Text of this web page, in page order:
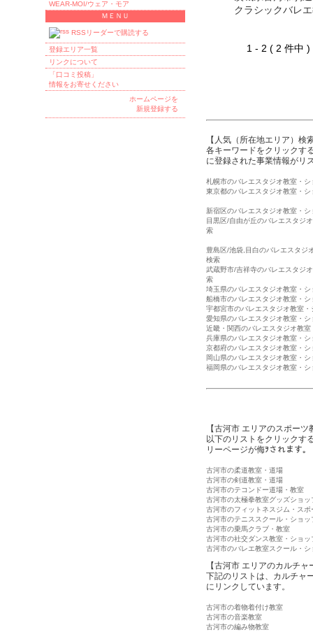
クラシックバレ
1 - 2 ( 2 件
【人気（所在地エリア）検
各キーワードをクリックす
に登録された事業情報がリ
札幌市のバレエスタジオ教室・シ
東京都のバレエスタジオ教室・シ
新宿区のバレエスタジオ教室・シ
目黒区/自由が丘のバレエスタジ
索
豊島区/池袋,目白のバレエスタジ
検索
武蔵野市/吉祥寺のバレエスタジ
索
埼玉県のバレエスタジオ教室・シ
船橋市のバレエスタジオ教室・シ
宇都宮市のバレエスタジオ教室・
愛知県のバレエスタジオ教室・シ
近畿・関西のバレエスタジオ教室
兵庫県のバレエスタジオ教室・シ
京都府のバレエスタジオ教室・シ
岡山県のバレエスタジオ教室・シ
福岡県のバレエスタジオ教室・シ
【古河市 エリアのスポー
以下のリストをクリックす
リーページが侮ｦされます。
古河市の柔道教室・道場
古河市の剣道教室・道場
古河市のテコンドー道場・教室
古河市の太極拳教室グッズショッ
古河市のフィットネスジム・スポ
古河市のテニススクール・ショッ
古河市の乗馬クラブ・教室
古河市の社交ダンス教室・ショッ
古河市のバレエ教室スクール・シ
【古河市 エリアのカルチ
下記のリストは、カルチャ
にリンクしています。
古河市の着物着付け教室
古河市の音楽教室
古河市の編み物教室
WEAR-MOI/ウェア・モア
ＭＥＮＵ
RSSリーダーで購読する
登録エリア一覧
リンクについて
「口コミ投稿」
情報をお寄せください
ホームページを
新規登録する